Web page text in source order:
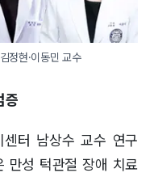
정현·이동민 교수
증
센터 남상수 교수 연구
만성 턱관절 장애 치료